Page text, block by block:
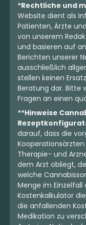
*Rechtliche und
Website dient als
Patienten, Ärzte
von unserem
und basieren auf
Berichten unserer
ausschließlich
stellen keinen
Beratung dar. Bitte
Fragen an einen
**Hinweise
darauf, dass die
Therapie- und
dem Arzt obliegt,
welche
Menge im
Kostenkalkulator
die anfallenden
Medikation zu